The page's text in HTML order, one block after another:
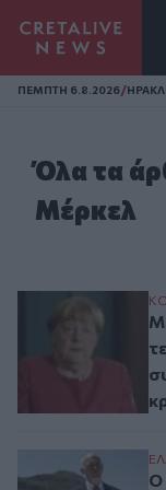
Homepage
ΠΕΜΠΤΗ 6.8.2026/
Όλα τα
Μέρκελ
Ο
Ο